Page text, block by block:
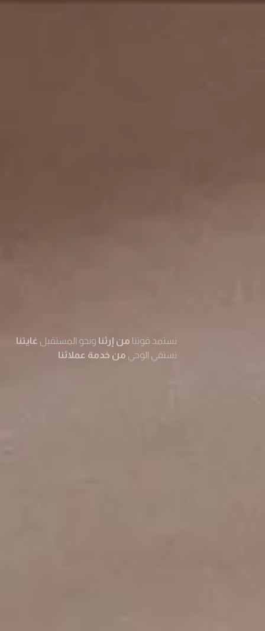
نستمد قوتنا من إرثنا ونحو المستقبل غايتنا
نستقي الوحي من خدمة عملائنا